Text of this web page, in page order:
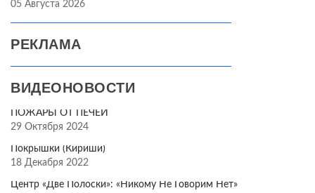
05 Августа 2026
РЕКЛАМА
ВИДЕОНОВОСТИ
ПОЖАРЫ ОТ ПЕЧЕЙ
29 Октября 2024
Покрышки (Кириши)
18 Декабря 2022
Центр «Две Полоски»: «Никому Не Говорим Нет»